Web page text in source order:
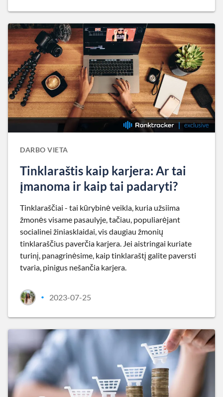
DARBO VIETA
Tinklaraštis kaip karjera: Ar tai
įmanoma ir kaip tai padaryti?
Tinklaraščiai - tai kūrybinė veikla, kuria užsiima
žmonės visame pasaulyje, tačiau, populiarėjant
socialinei žiniasklaidai, vis daugiau žmonių
tinklaraščius paverčia karjera. Jei aistringai kuriate
turinį, panagrinėsime, kaip tinklaraštį galite paversti
tvaria, pinigus nešančia karjera.
• 2023-07-25